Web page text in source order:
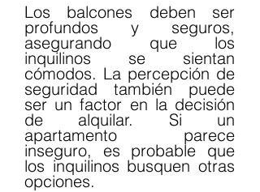
Los balcones deben ser
profundos y seguros,
asegurando que los
inquilinos se sientan
cómodos. La percepción de
seguridad también puede
ser un factor en la decisión
de alquilar. Si un
apartamento parece
inseguro, es probable que
los inquilinos busquen otras
opciones.